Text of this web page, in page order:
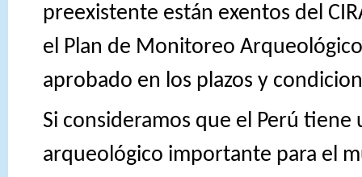
preexistente están exentos del
el Plan de Monitoreo
aprobado en los plazos y
Si consideramos que el Perú
arqueológico importante para el